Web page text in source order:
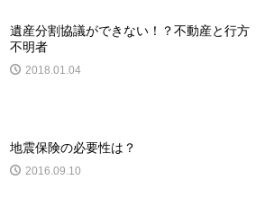
遺産分割協議ができない！？不動産と行方
不明者
2018.01.04
地震保険の必要性は？
2016.09.10